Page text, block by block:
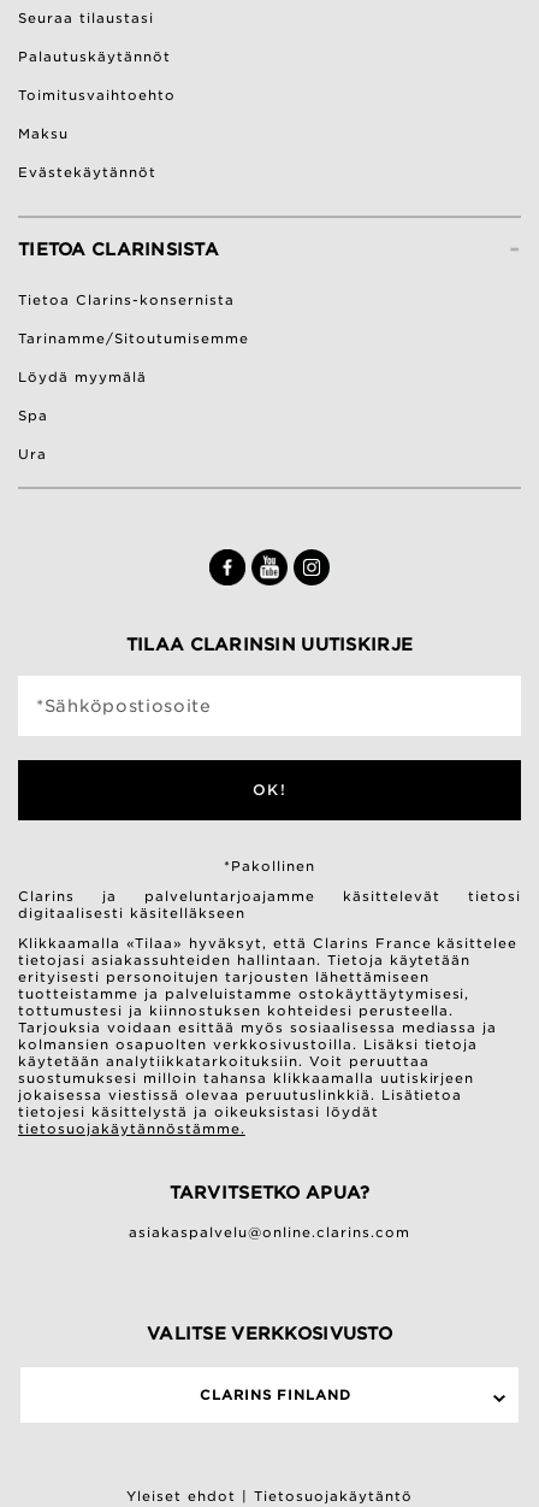
Seuraa tilaustasi
Palautuskäytännöt
Toimitusvaihtoehto
Maksu
Evästekäytännöt
-
TIETOA CLARINSISTA
Tietoa Clarins-konsernista
Tarinamme/Sitoutumisemme
Löydä myymälä
Spa
Ura
TILAA CLARINSIN UUTISKIRJE
*Sähköpostiosoite
OK!
*Pakollinen
Clarins ja palveluntarjoajamme käsittelevät tietosi
digitaalisesti käsitelläkseen
Klikkaamalla «Tilaa» hyväksyt, että Clarins France käsittelee
tietojasi asiakassuhteiden hallintaan. Tietoja käytetään
erityisesti personoitujen tarjousten lähettämiseen
tuotteistamme ja palveluistamme ostokäyttäytymisesi,
tottumustesi ja kiinnostuksen kohteidesi perusteella.
Tarjouksia voidaan esittää myös sosiaalisessa mediassa ja
kolmansien osapuolten verkkosivustoilla. Lisäksi tietoja
käytetään analytiikkatarkoituksiin. Voit peruuttaa
suostumuksesi milloin tahansa klikkaamalla uutiskirjeen
jokaisessa viestissä olevaa peruutuslinkkiä. Lisätietoa
tietojesi käsittelystä ja oikeuksistasi löydät
tietosuojakäytännöstämme.
TARVITSETKO APUA?
asiakaspalvelu@online.clarins.com
VALITSE VERKKOSIVUSTO
CLARINS FINLAND
Yleiset ehdot
Tietosuojakäytäntö